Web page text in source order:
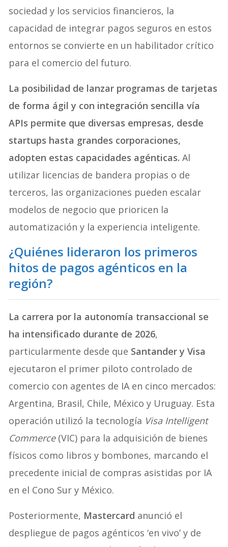
sociedad y los servicios financieros, la
capacidad de integrar pagos seguros en estos
entornos se convierte en un habilitador crítico
para el comercio del futuro.
La posibilidad de lanzar programas de tarjetas
de forma ágil y con integración sencilla vía
APIs permite que diversas empresas, desde
startups hasta grandes corporaciones,
adopten estas capacidades agénticas. Al
utilizar licencias de bandera propias o de
terceros, las organizaciones pueden escalar
modelos de negocio que prioricen la
automatización y la experiencia inteligente.
¿Quiénes lideraron los primeros
hitos de pagos agénticos en la
región?
La carrera por la autonomía transaccional se
ha intensificado durante de 2026,
particularmente desde que Santander y Visa
ejecutaron el primer piloto controlado de
comercio con agentes de IA en cinco mercados:
Argentina, Brasil, Chile, México y Uruguay. Esta
operación utilizó la tecnología Visa Intelligent
Commerce(VIC) para la adquisición de bienes
físicos como libros y bombones, marcando el
precedente inicial de compras asistidas por IA
en el Cono Sur y México.
Posteriormente, Mastercard anunció el
despliegue de pagos agénticos ‘en vivo’ y de